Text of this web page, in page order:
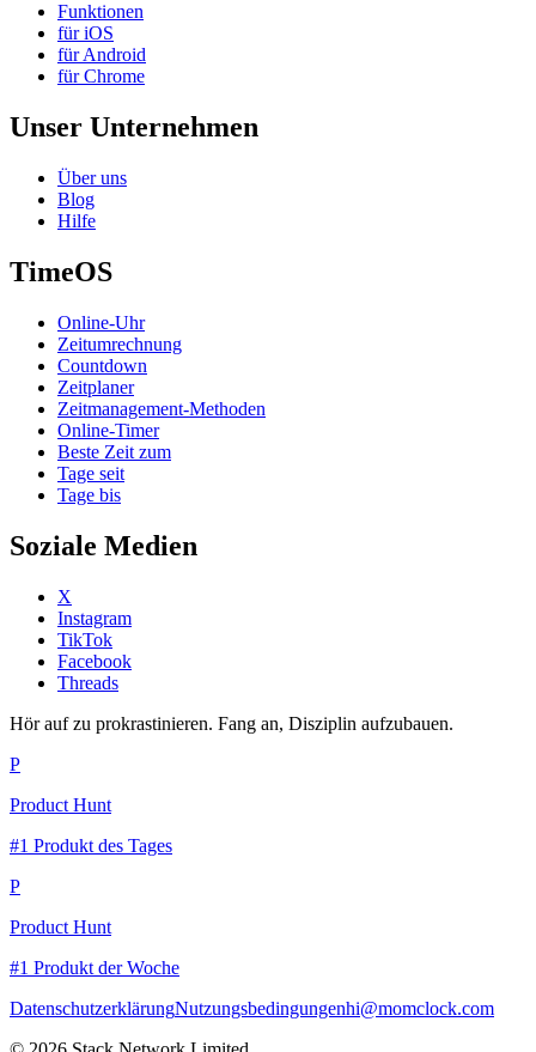
Funktionen
für iOS
für Android
für Chrome
Unser Unternehmen
Über uns
Blog
Hilfe
TimeOS
Online-Uhr
Zeitumrechnung
Countdown
Zeitplaner
Zeitmanagement-Methoden
Online-Timer
Beste Zeit zum
Tage seit
Tage bis
Soziale Medien
X
Instagram
TikTok
Facebook
Threads
Hör auf zu prokrastinieren. Fang an, Disziplin aufzubauen.
P
Product Hunt
#1 Produkt des Tages
P
Product Hunt
#1 Produkt der Woche
DatenschutzerklärungNutzungsbedingungenhi@momclock.com